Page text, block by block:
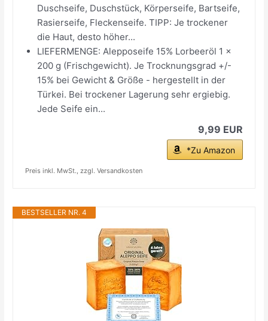
Duschseife, Duschstück, Körperseife, Bartseife,
Rasierseife, Fleckenseife. TIPP: Je trockener
die Haut, desto höher...
LIEFERMENGE: Alepposeife 15% Lorbeeröl 1 x
200 g (Frischgewicht). Je Trocknungsgrad +/-
15% bei Gewicht & Größe - hergestellt in der
Türkei. Bei trockener Lagerung sehr ergiebig.
Jede Seife ein...
9,99 EUR
*Zu Amazon
Preis inkl. MwSt., zzgl. Versandkosten
BESTSELLER NR. 4